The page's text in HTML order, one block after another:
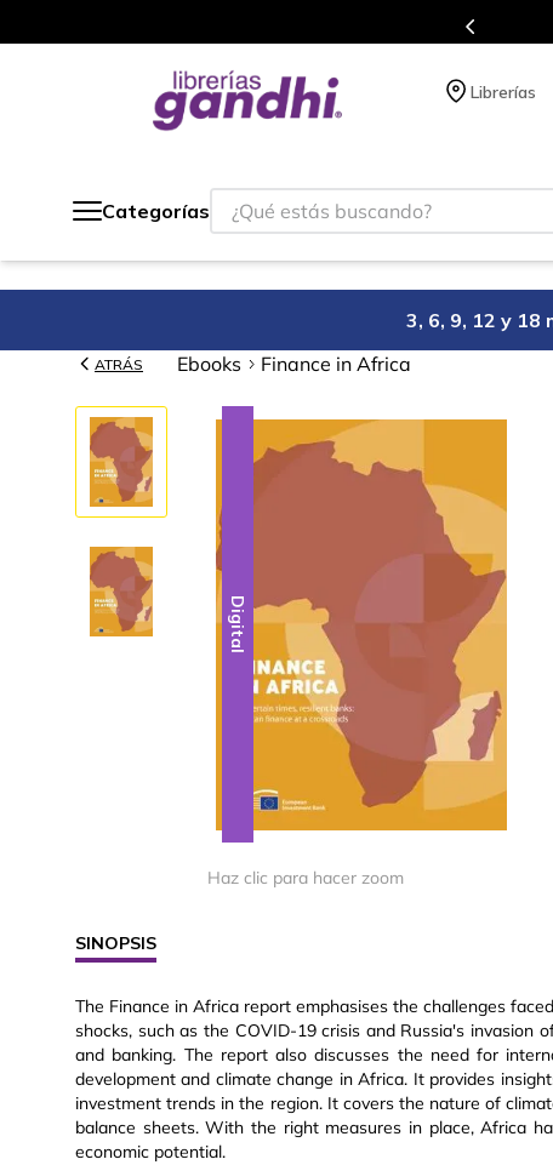
Librerías
Categorías
¿Qué estás buscando?
3, 6, 9, 12 y
ATRÁS Ebooks Finance in Africa
Digital
Haz clic para hacer zoom
SINOPSIS
The Finance in Africa report emphasises the challenges
shocks, such as the COVID-19 crisis and Russia's
and banking. The report also discusses the need for
development and climate change in Africa. It provides
investment trends in the region. It covers the nature of
balance sheets. With the right measures in place, Africa
economic potential.